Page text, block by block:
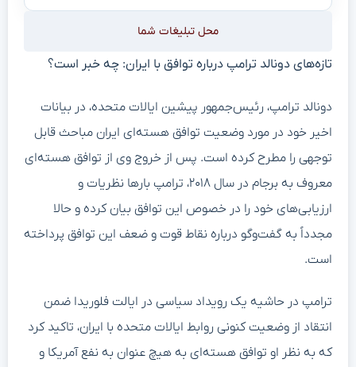
محل تبلیغات شما
تازه‌های دونالد ترامپ درباره توافق با ایران: چه خبر است؟
دونالد ترامپ، رئیس‌جمهور پیشین ایالات متحده، در بیانات
اخیر خود در مورد وضعیت توافق هسته‌ای ایران مباحث قابل
توجهی را مطرح کرده است. پس از خروج وی از توافق هسته‌ای
معروف به برجام در سال ۲۰۱۸، ترامپ بارها نظریات و
ارزیابی‌های خود را در خصوص این توافق بیان کرده و حالا
مجدداً به گفت‌وگو درباره نقاط قوت و ضعف این توافق پرداخته
است.
ترامپ در حاشیه یک رویداد سیاسی در ایالت فلوریدا ضمن
انتقاد از وضعیت کنونی روابط ایالات متحده با ایران، تاکید کرد
که به نظر او توافق هسته‌ای به هیچ عنوان به نفع آمریکا و